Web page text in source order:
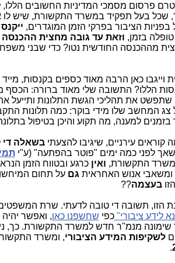
פרסום מסמכי המדיניות החשובים
שכל בעל תפקיד במשרד התקשורת, שיש לו
הציבור בפרקי הזמן המוגדרים,
בזמן, וזאת עד גובה מחצית
מההכנסה החודשית נטו? כדי שבני
וייגבו כאן הרבה מאוד כספים בקנסות,
הללו? התשובה שלי מאוד ברורה: הכסף
את תהליכי הגשת התלונות ותייעל
המחשב שלו מידי בוקר: כמה תלונות
למענה, מה תקוע והיכן בטיפול
קוראים עירניים, שיגיבו להצעתיבשאלה
לפני כמה ימים "פוטר בהפתעה" (ע"י
התקשורת, ואיןכרגע ובטווח הזמן
ומשאבי אנוש האחראית גםעל תחום
בעצמה??
הזו, תשובה די טובה לדעתי. שרת
לידע ציבורי"כפי שחשפנו כאן, ואפשר
שימונה מנמ"ר חדש למשרד התקשורת. כך,
לשקיפות המידע הציבורי, ומשרד
.